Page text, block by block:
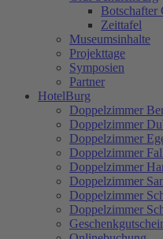
Botschafter
Zeittafel
Museumsinhalte
Projekttage
Symposien
Partner
HotelBurg
Doppelzimmer
Doppelzimmer
Doppelzimmer
Doppelzimmer
Doppelzimmer
Doppelzimmer
Doppelzimmer
Doppelzimmer